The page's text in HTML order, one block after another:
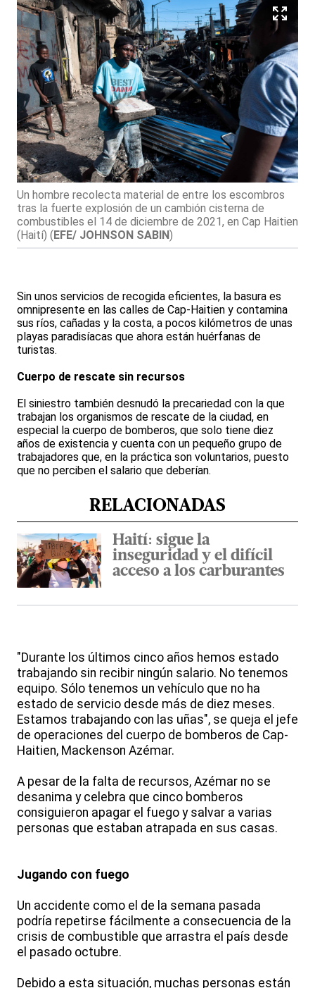
Un hombre recolecta material de entre los escombros
tras la fuerte explosión de un cambión cisterna de
combustibles el 14 de diciembre de 2021, en Cap Haitien
(Haití) ( EFE/ JOHNSON SABIN)
Sin unos servicios de recogida eficientes, la basura es
omnipresente en las calles de Cap-Haitien y contamina
sus ríos, cañadas y la costa, a pocos kilómetros de unas
playas paradisíacas que ahora están huérfanas de
turistas.
Cuerpo de rescate sin recursos
El siniestro también desnudó la precariedad con la que
trabajan los organismos de rescate de la ciudad, en
especial la cuerpo de bomberos, que solo tiene diez
años de existencia y cuenta con un pequeño grupo de
trabajadores que, en la práctica son voluntarios, puesto
que no perciben el salario que deberían.
RELACIONADAS
Haití: sigue la
inseguridad y el difícil
acceso a los carburantes
"Durante los últimos cinco años hemos estado
trabajando sin recibir ningún salario. No tenemos
equipo. Sólo tenemos un vehículo que no ha
estado de servicio desde más de diez meses.
Estamos trabajando con las uñas", se queja el jefe
de operaciones del cuerpo de bomberos de Cap-
Haitien, Mackenson Azémar.
A pesar de la falta de recursos, Azémar no se
desanima y celebra que cinco bomberos
consiguieron apagar el fuego y salvar a varias
personas que estaban atrapada en sus casas.
Jugando con fuego
Un accidente como el de la semana pasada
podría repetirse fácilmente a consecuencia de la
crisis de combustible que arrastra el país desde
el pasado octubre.
Debido a esta situación, muchas personas están